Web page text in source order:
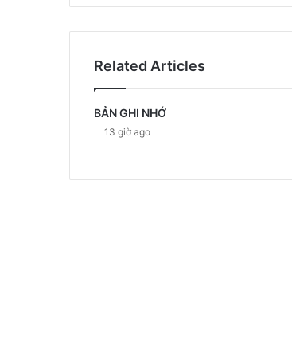
Related Articles
BẢN GHI NHỚ
13 giờ ago